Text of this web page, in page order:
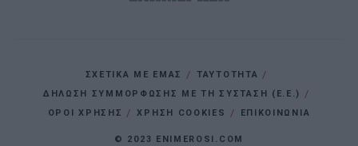
ΣΧΕΤΙΚΑ ΜΕ ΕΜΑΣ
ΤΑΥΤΟΤΗΤΑ
ΔΗΛΩΣΗ ΣΥΜΜΟΡΦΩΣΗΣ ΜΕ ΤΗ ΣΥΣΤΑΣΗ (Ε.Ε.)
ΌΡΟΙ ΧΡΗΣΗΣ
ΧΡΗΣΗ COOKIES ΕΠΙΚΟΙΝΩΝΙΑ
© 2023 ENIMEROSI.COM